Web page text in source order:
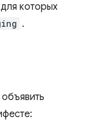
которых
.